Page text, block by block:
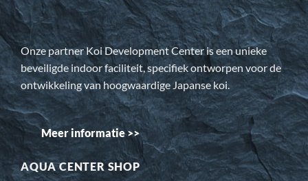
Onze partner Koi Development Center is een unieke
beveiligde indoor faciliteit, specifiek ontworpen voor de
ontwikkeling van hoogwaardige Japanse koi.
Meer informatie >>
AQUA CENTER SHOP